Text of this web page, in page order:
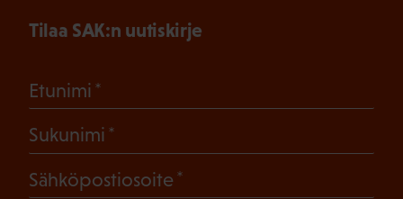
Tilaa SAK:n uutiskirje
Etunimi
Sukunimi
Sähköpostiosoite